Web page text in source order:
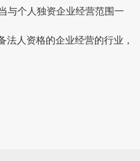
与个人独资企业经营范围一
人资格的企业经营的行业，